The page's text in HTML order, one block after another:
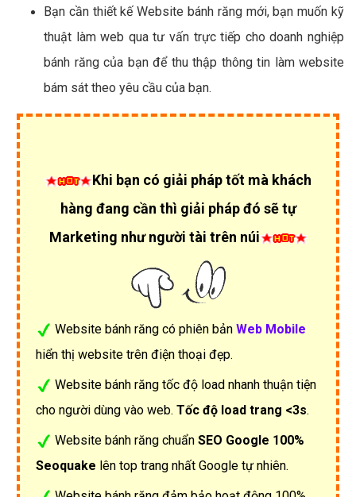
Bạn cần thiết kế Website bánh răng mới, bạn muốn kỹ
thuật làm web qua tư vấn trực tiếp cho doanh nghiệp
bánh răng của bạn để thu thập thông tin làm website
bám sát theo yêu cầu của bạn.
Khi bạn có giải pháp tốt mà khách
hàng đang cần thì giải pháp đó sẽ tự
Marketing như người tài trên núi
Website bánh răng có phiên bản Web Mobile
hiển thị website trên điện thoại đẹp.
Website bánh răng tốc độ load nhanh thuận tiện
cho người dùng vào web. Tốc độ load trang <3s.
Website bánh răng chuẩn SEO Google 100%
Seoquake lên top trang nhất Google tự nhiên.